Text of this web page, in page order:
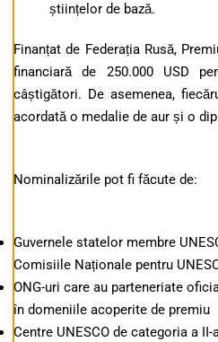
științelor de bază.
Finanțat de Federația Rusă,
financiară de 250.000 USD
câștigători. De asemenea,
acordată o medalie de aur și o
Nominalizările pot fi făcute de:
Guvernele statelor membre
Comisiile Naționale pentru
ONG-uri care au parteneriate
în domeniile acoperite de premiu
Centre UNESCO de categoria a II-